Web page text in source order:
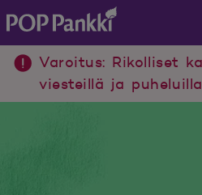
POP Pankki, etusivulle
Varoitus: Rikolliset
viesteillä ja puheluilla